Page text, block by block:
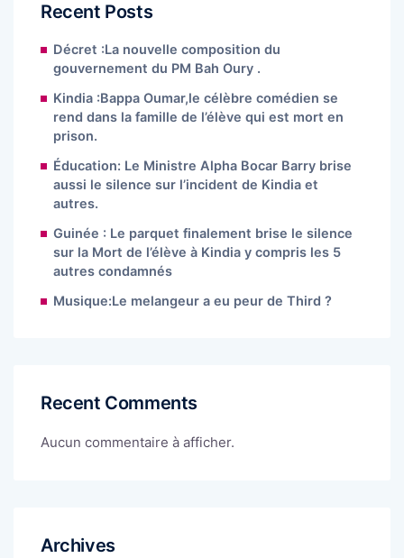
Recent Posts
Décret :La nouvelle composition du
gouvernement du PM Bah Oury .
Kindia :Bappa Oumar,le célèbre comédien se
rend dans la famille de l’élève qui est mort en
prison.
Éducation: Le Ministre Alpha Bocar Barry brise
aussi le silence sur l’incident de Kindia et
autres.
Guinée : Le parquet finalement brise le silence
sur la Mort de l’élève à Kindia y compris les 5
autres condamnés
Musique:Le melangeur a eu peur de Third ?
Recent Comments
Aucun commentaire à afficher.
Archives